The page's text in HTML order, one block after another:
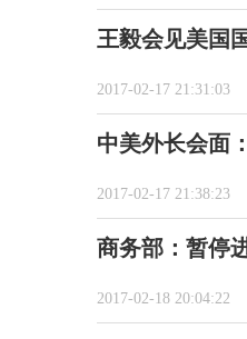
王毅会见美国
2017-02-17 21:31:03
中美外长会面
2017-02-17 21:38:23
商务部：暂停
2017-02-18 20:04:22